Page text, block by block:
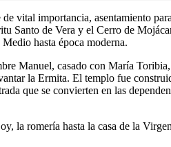
vital importancia, asentamiento
Santo de Vera y el Cerro de
hasta época moderna.
Manuel, casado con María
la Ermita. El templo fue
que se convierten en las
la romería hasta la casa de la